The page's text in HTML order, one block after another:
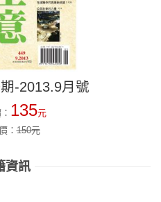
-2013.9月號
135元
：150元
資訊